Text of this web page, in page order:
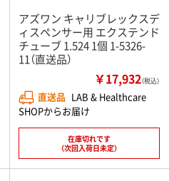
アズワン キャリブレックスデ
ィスペンサー用 エクステンド
チューブ 1.524 1個 1-5326-
11（直送品）
￥17,932（税込）
直送品 LAB & Healthcare
SHOPからお届け
在庫切れです
（次回入荷日未定）